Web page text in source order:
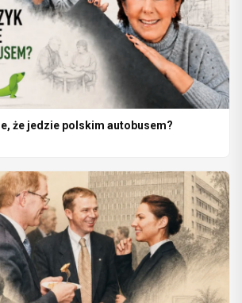
że jedzie polskim autobusem?